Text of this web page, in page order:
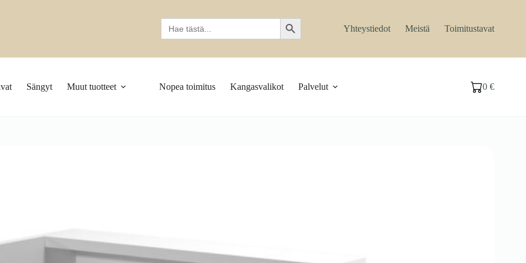
Search
for:
Search Button Yhteystiedot Meistä Toimitustavat
Sängyt Muut tuotteet Nopea toimitus Kangasvalikot Palvelut Ostoskori
0€